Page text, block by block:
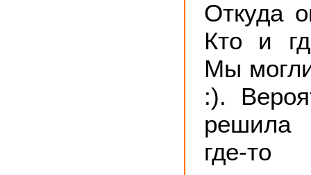
Откуда
Кто и
Мы
:).
где-то